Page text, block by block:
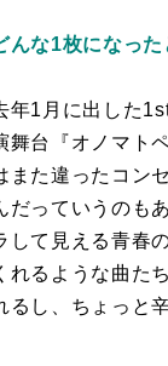
な1枚になった
年1月に出した
舞台『オノマト
また違ったコン
だっていうのも
して見える青春
れるような曲た
るし、ちょっと